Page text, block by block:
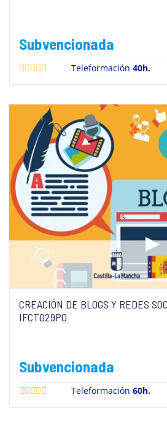
Subvencionada
Teleformación40h.
CREACIÓN DE BLOGS Y REDES
IFCT029PO
Subvencionada
Teleformación60h.